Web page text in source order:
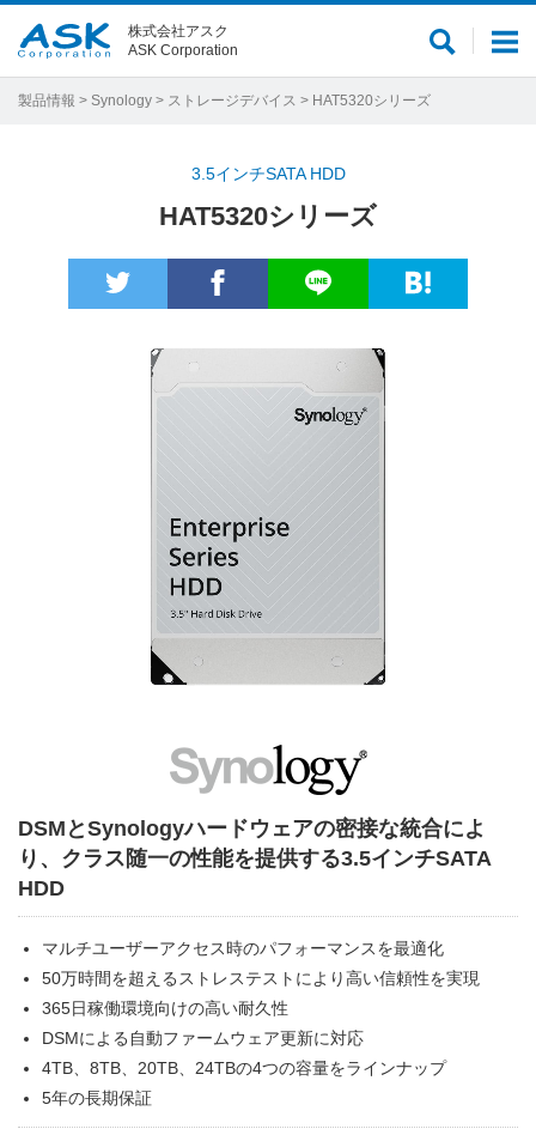
メ
サ
ト
株式会社アスク
ASK Corporation
製品情報 > Synology > ストレージデバイス > HAT5320シリーズ
3.5インチSATA HDD
HAT5320シリーズ
DSMとSynologyハードウェアの密接な統合によ
り、クラス随一の性能を提供する3.5インチSATA
HDD
マルチユーザーアクセス時のパフォーマンスを最適化
50万時間を超えるストレステストにより高い信頼性を実現
365日稼働環境向けの高い耐久性
DSMによる自動ファームウェア更新に対応
4TB、8TB、20TB、24TBの4つの容量をラインナップ
5年の長期保証